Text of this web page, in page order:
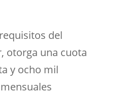
del
otorga una cuota
y ocho mil